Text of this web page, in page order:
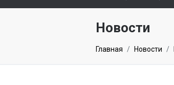
ПОДПИСКА ОНЛАЙН
Новости
Главная Новости